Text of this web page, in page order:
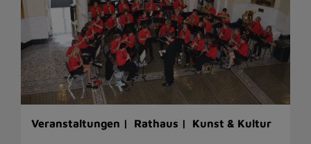
Veranstaltungen | Rathaus | Kunst & Kultur